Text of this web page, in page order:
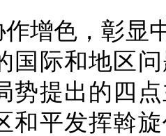
作增色，彰显
国际和地区
势提出的四
和平发挥斡